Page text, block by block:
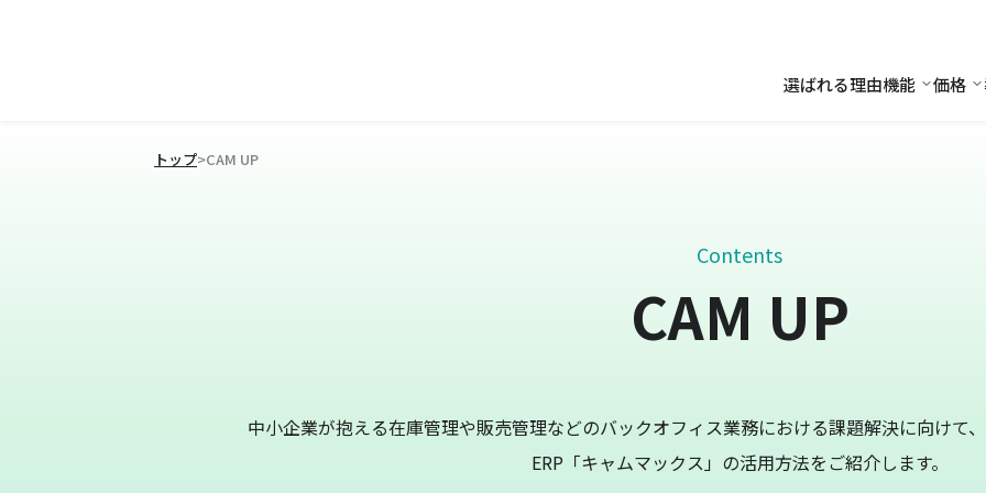
選ばれる理由機能 機能
価格
トップ>CAM UP
Contents
CAM UP
中小企業が抱える在庫管理や販売管理などのバックオフィス業務における課題解決に向けて
ERP「キャムマックス」の活用方法をご紹介します。